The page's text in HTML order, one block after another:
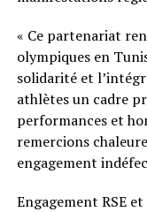
« Ce partenariat
olympiques en
solidarité et
athlètes un cadre
performances et
remercions
engagement
Engagement RSE